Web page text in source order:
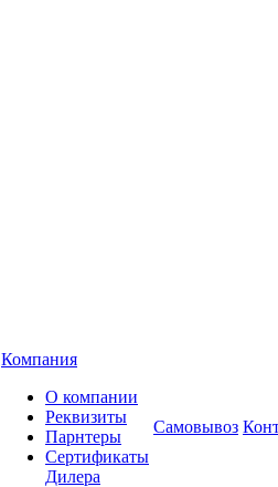
Компания
О компании
Реквизиты
Парнтеры
Сертификаты
Дилера
Самовывоз